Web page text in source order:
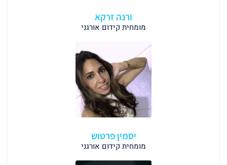
ורנה זרקא
מומחית קידום אורגני
יסמין פרטוש
מומחית קידום אורגני